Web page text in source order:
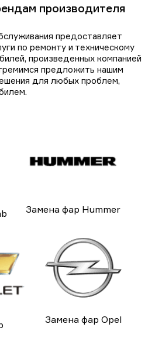
производителя
предоставляет
по ремонту и техническому
произведенных компанией
предложить нашим
для любых проблем,
Замена фар Hummer
Замена фар Opel